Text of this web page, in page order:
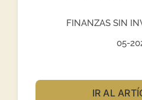
FINANZAS SIN
05-
IR AL